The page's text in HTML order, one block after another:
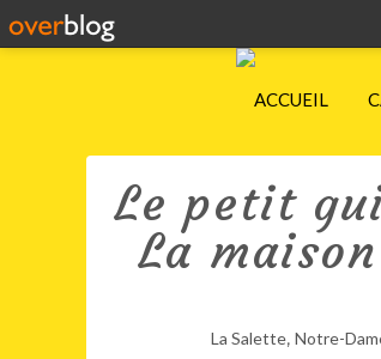
ACCUEIL
Le petit
La
La Salette, Notre-